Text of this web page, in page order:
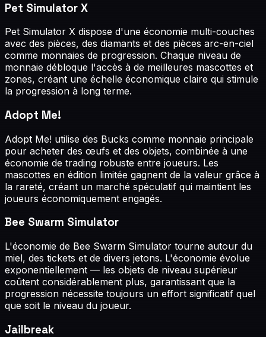
Pet Simulator X
Pet Simulator X dispose d'une économie multi-couches
avec des pièces, des diamants et des pièces arc-en-ciel
comme monnaies de progression. Chaque niveau de
monnaie débloque l'accès à de meilleures mascottes et
zones, créant une échelle économique claire qui stimule
la progression à long terme.
Adopt Me!
Adopt Me! utilise des Bucks comme monnaie principale
pour acheter des œufs et des objets, combinée à une
économie de trading robuste entre joueurs. Les
mascottes en édition limitée gagnent de la valeur grâce à
la rareté, créant un marché spéculatif qui maintient les
joueurs économiquement engagés.
Bee Swarm Simulator
L'économie de Bee Swarm Simulator tourne autour du
miel, des tickets et de divers jetons. L'économie évolue
exponentiellement — les objets de niveau supérieur
coûtent considérablement plus, garantissant que la
progression nécessite toujours un effort significatif quel
que soit le niveau du joueur.
Jailbreak